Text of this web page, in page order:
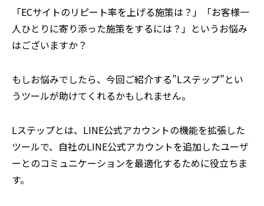
「ECサイトのリピート率を上げる施策は？」「お客様一
人ひとりに寄り添った施策をするには？」というお悩み
はございますか？
もしお悩みでしたら、今回ご紹介する”Lステップ”とい
うツールが助けてくれるかもしれません。
Lステップとは、LINE公式アカウントの機能を拡張した
ツールで、自社のLINE公式アカウントを追加したユーザ
ーとのコミュニケーションを最適化するために役立ちま
す。